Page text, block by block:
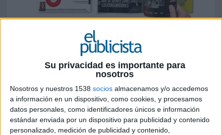
Su privacidad es importante para
nosotros
Nosotros y nuestros 1538 socios almacenamos y/o accedemos
a información en un dispositivo, como cookies, y procesamos
datos personales, como identificadores únicos e información
estándar enviada por un dispositivo para publicidad y contenido
personalizado, medición de publicidad y contenido,
CONTENIDO Nº 338: LOS MEJORES DE 2015
Entrevista a Fabiana Anauate,
vicepresidenta de marketing de Burger King
EMEA: "Burger King es una marca que se
siente conectada con los consumidores".
Las nuevas fórmulas de consumo de